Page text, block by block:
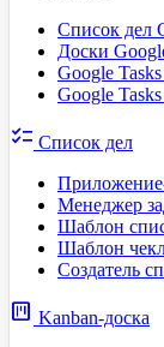
Список дел
Доски
Google
Google
checklist Список дел
Менеджер
Шаблон
Шаблон
Создатель
view_kanban Kanban-доска